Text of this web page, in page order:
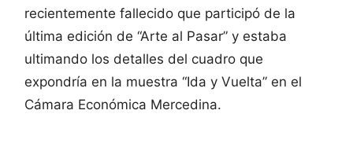
recientemente fallecido que participó de la
última edición de “Arte al Pasar” y estaba
ultimando los detalles del cuadro que
expondría en la muestra “Ida y Vuelta” en el
Cámara Económica Mercedina.